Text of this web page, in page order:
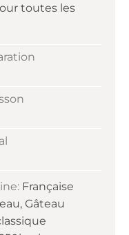
toutes les
Française
Gâteau